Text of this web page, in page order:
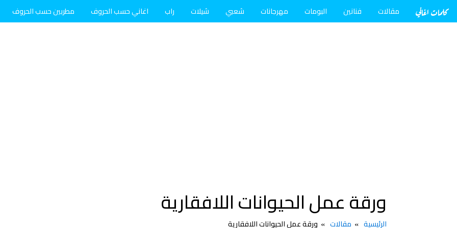
كلمات اغاني مقالات فنانين البومات مهرجانات شعبي شيلات راب اغاني حسب الحروف مطربين حسب الحروف
ورقة عمل الحيوانات اللافقارية
الرئيسية مقالات ورقة عمل الحيوانات اللافقارية